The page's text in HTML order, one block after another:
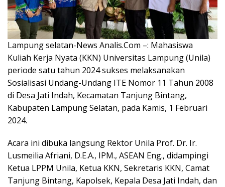
Lampung selatan-News Analis.Com –: Mahasiswa
Kuliah Kerja Nyata (KKN) Universitas Lampung (Unila)
periode satu tahun 2024 sukses melaksanakan
Sosialisasi Undang-Undang ITE Nomor 11 Tahun 2008
di Desa Jati Indah, Kecamatan Tanjung Bintang,
Kabupaten Lampung Selatan, pada Kamis, 1 Februari
2024.
Acara ini dibuka langsung Rektor Unila Prof. Dr. Ir.
Lusmeilia Afriani, D.E.A., IPM., ASEAN Eng., didampingi
Ketua LPPM Unila, Ketua KKN, Sekretaris KKN, Camat
Tanjung Bintang, Kapolsek, Kepala Desa Jati Indah, dan